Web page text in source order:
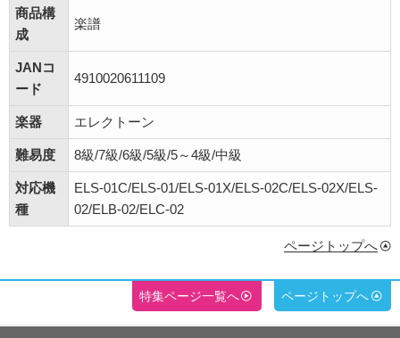
商品構
成
楽譜
JANコ
ード
4910020611109
楽器 エレクトーン
難易度 8級/7級/6級/5級/5～4級/中級
対応機
種
ELS-01C/ELS-01/ELS-01X/ELS-02C/ELS-02X/ELS-
02/ELB-02/ELC-02
ページトップへ
特集ページ一覧へ ページトップへ